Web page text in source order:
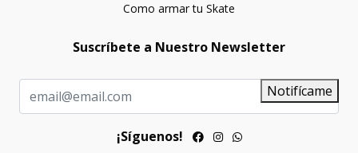
Como armar tu Skate
Suscríbete a Nuestro Newsletter
Notifícame
¡Síguenos!